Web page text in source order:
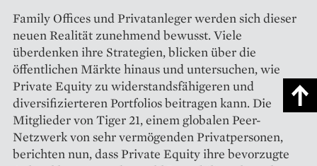
Family Offices und Privatanleger werden sich dieser
neuen Realität zunehmend bewusst. Viele
überdenken ihre Strategien, blicken über die
öffentlichen Märkte hinaus und untersuchen, wie
Private Equity zu widerstandsfähigeren und
diversifizierteren Portfolios beitragen kann. Die
Mitglieder von Tiger 21, einem globalen Peer-
Netzwerk von sehr vermögenden Privatpersonen,
berichten nun, dass Private Equity ihre bevorzugte